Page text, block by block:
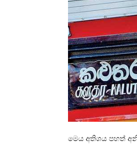
මෙය අතිශය පහත්